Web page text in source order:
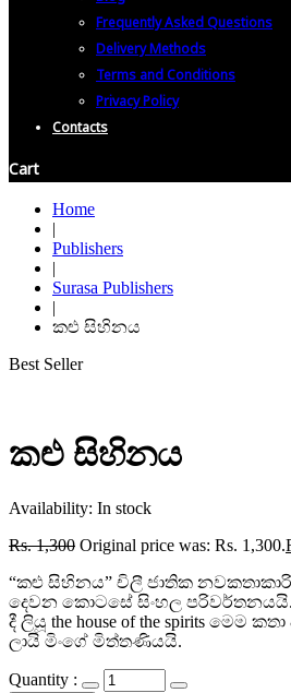
Frequently Asked Questions
Delivery Methods
Terms and Conditions
Privacy Policy
Contacts
Cart
Home
|
Publishers
|
Surasa Publishers
|
කළු සිහිනය
Best Seller
කළු සිහිනය
Availability: In stock
Rs.1,300 Original price was: Rs. 1,300.
“කළු සිහිනය” චිලී ජාතික
දෙවන කොටසේ සිංහල
දී ලියූ the house of the spirits
ලායි මිංගේ මිත්තණියයි.
Quantity :